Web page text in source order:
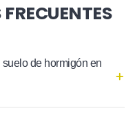
de hormigón en